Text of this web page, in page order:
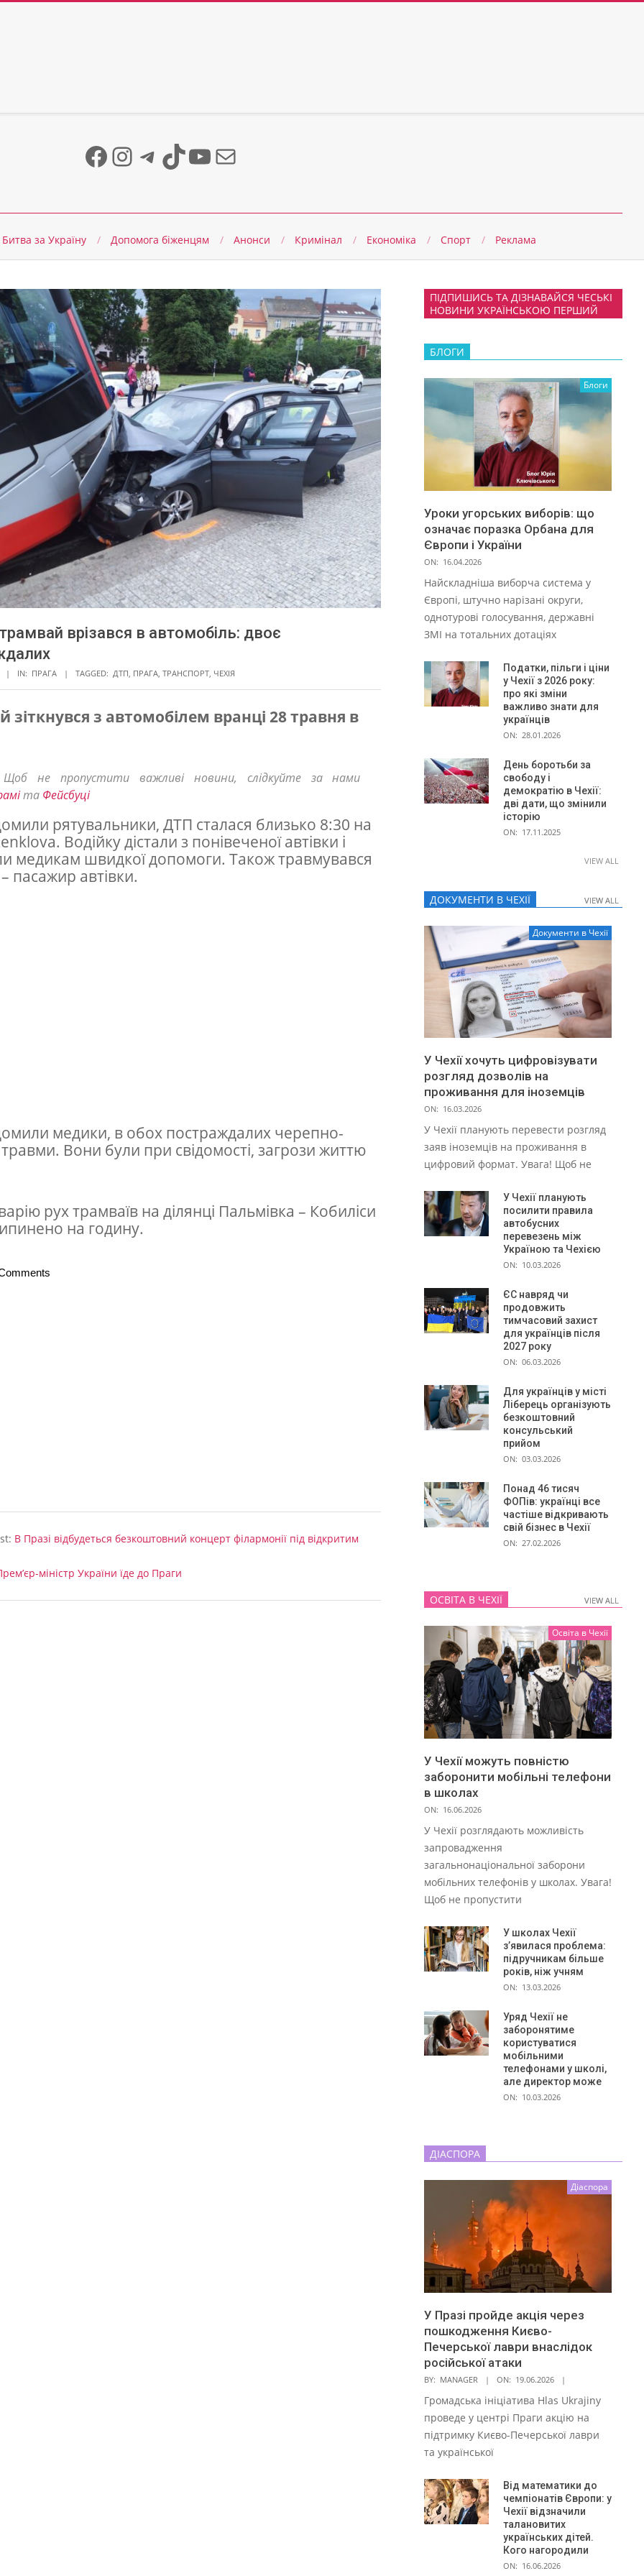
Facebook
Instagram
Telegram
TikTok
YouTube
Mail
Битва за Україну Допомога біженцям Анонси Кримінал Економіка Спорт Реклама
врізався в автомобіль: двоє
IN: ПРАГА TAGGED: ДТП ПРАГА ТРАНСПОРТ ЧЕХІЯ
зіткнувся з автомобілем вранці 28 травня в
Щоб не пропустити важливі новини, слідкуйте за нами
та Фейсбуці
рятувальники, ДТП сталася близько 8:30 на
Водійку дістали з понівеченої автівки і
медикам швидкої допомоги. Також травмувався
пасажир автівки.
медики, в обох постраждалих черепно-
Вони були при свідомості, загрози життю
рух трамваїв на ділянці Пальмівка – Кобиліси
на годину.
В Празі відбудеться безкоштовний концерт філармонії під відкритим
міністр України їде до Праги
ПІДПИШИСЬ ТА ДІЗНАВАЙСЯ ЧЕСЬКІ
НОВИНИ УКРАЇНСЬКОЮ ПЕРШИЙ
БЛОГИ
Блоги
Уроки угорських виборів: що
означає поразка Орбана для
Європи і України
ON: 16.04.2026
Найскладніша виборча система у
Європі, штучно нарізані округи,
однотурові голосування, державні
ЗМІ на тотальних дотаціях
Податки, пільги і ціни
у Чехії з 2026 року:
про які зміни
важливо знати для
українців
ON: 28.01.2026
День боротьби за
свободу і
демократію в Чехії:
дві дати, що змінили
історію
ON: 17.11.2025
VIEW ALL
ДОКУМЕНТИ В ЧЕХІЇ VIEW ALL
Документи в Чехії
У Чехії хочуть цифровізувати
розгляд дозволів на
проживання для іноземців
ON: 16.03.2026
У Чехії планують перевести розгляд
заяв іноземців на проживання в
цифровий формат. Увага! Щоб не
У Чехії планують
посилити правила
автобусних
перевезень між
Україною та Чехією
ON: 10.03.2026
ЄС навряд чи
продовжить
тимчасовий захист
для українців після
2027 року
ON: 06.03.2026
Для українців у місті
Ліберець організують
безкоштовний
консульський
прийом
ON: 03.03.2026
Понад 46 тисяч
ФОПів: українці все
частіше відкривають
свій бізнес в Чехії
ON: 27.02.2026
VIEW ALL
ОСВІТА В ЧЕХІЇ VIEW ALL
Освіта в Чехії
У Чехії можуть повністю
заборонити мобільні телефони
в школах
ON: 16.06.2026
У Чехії розглядають можливість
запровадження
загальнонаціональної заборони
мобільних телефонів у школах. Увага!
Щоб не пропустити
У школах Чехії
з’явилася проблема:
підручникам більше
років, ніж учням
ON: 13.03.2026
Уряд Чехії не
заборонятиме
користуватися
мобільними
телефонами у школі,
але директор може
ON: 10.03.2026
VIEW ALL
ДІАСПОРА
Діаспора
У Празі пройде акція через
пошкодження Києво-
Печерської лаври внаслідок
російської атаки
BY: MANAGER ON: 19.06.2026
Громадська ініціатива Hlas Ukrajiny
проведе у центрі Праги акцію на
підтримку Києво-Печерської лаври
та української
Від математики до
чемпіонатів Європи: у
Чехії відзначили
талановитих
українських дітей.
Кого нагородили
ON: 16.06.2026